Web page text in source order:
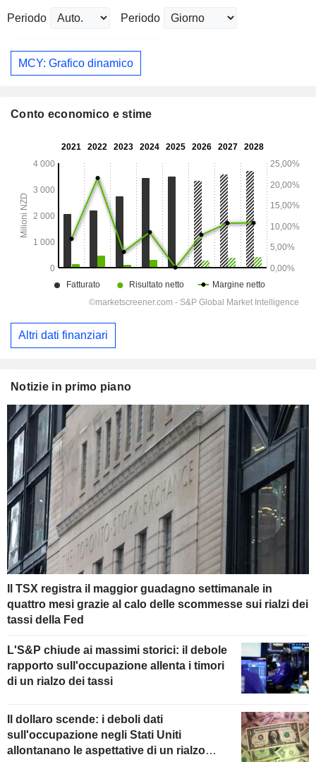
Periodo Periodo
MCY: Grafico dinamico
Conto economico e stime
Altri dati finanziari
Notizie in primo piano
Il TSX registra il maggior guadagno settimanale in
quattro mesi grazie al calo delle scommesse sui rialzi dei
tassi della Fed
L'S&P chiude ai massimi storici: il debole
rapporto sull'occupazione allenta i timori
di un rialzo dei tassi
Il dollaro scende: i deboli dati
sull'occupazione negli Stati Uniti
allontanano le aspettative di un rialzo